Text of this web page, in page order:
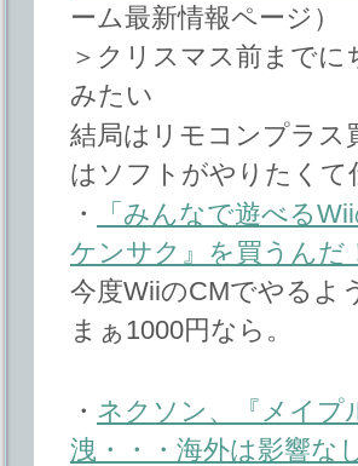
ーム最新情報ページ）
＞クリスマス前まで
みたい
結局はリモコンプラス
はソフトがやりたく
・
「みんなで遊べる
ケンサク』を買うんだ
今度WiiのCMでやるよ
まぁ1000円なら。
・ ネクソン、『メイプ
洩・・・海外は影響な